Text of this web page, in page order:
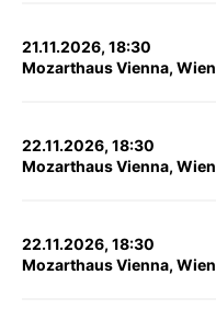
21.11.2026, 18:30
Mozarthaus Vienna, Wien
22.11.2026, 18:30
Mozarthaus Vienna, Wien
22.11.2026, 18:30
Mozarthaus Vienna, Wien